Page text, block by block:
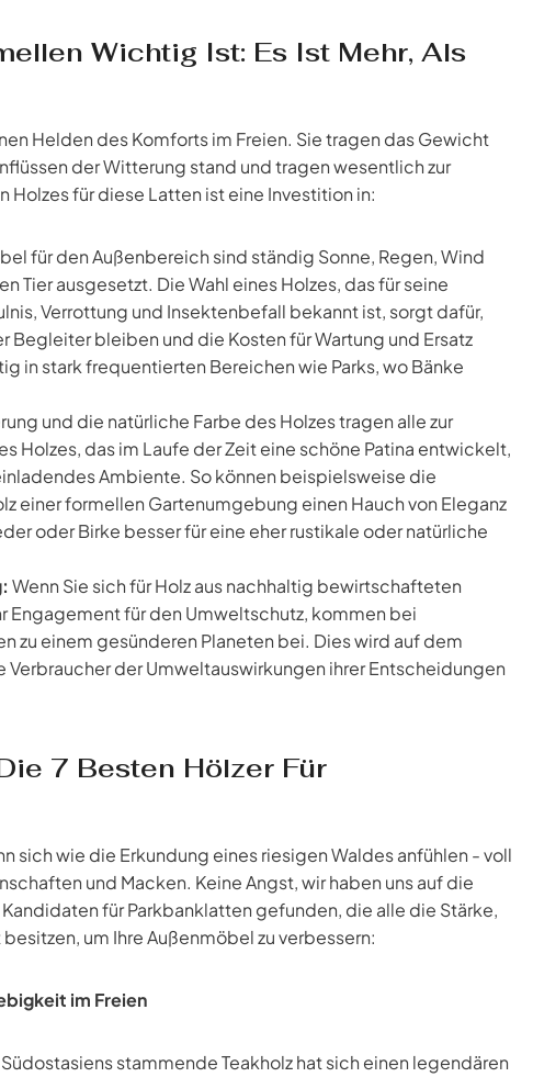
Wichtig Ist: Es Ist Mehr, Als
Helden des Komforts im Freien. Sie tragen das Gewicht
der Witterung stand und tragen wesentlich zur
für diese Latten ist eine Investition in:
für den Außenbereich sind ständig Sonne, Regen, Wind
Tier ausgesetzt. Die Wahl eines Holzes, das für seine
Verrottung und Insektenbefall bekannt ist, sorgt dafür,
Begleiter bleiben und die Kosten für Wartung und Ersatz
in stark frequentierten Bereichen wie Parks, wo Bänke
und die natürliche Farbe des Holzes tragen alle zur
Holzes, das im Laufe der Zeit eine schöne Patina entwickelt,
Ambiente. So können beispielsweise die
einer formellen Gartenumgebung einen Hauch von Eleganz
oder Birke besser für eine eher rustikale oder natürliche
Wenn Sie sich für Holz aus nachhaltig bewirtschafteten
Engagement für den Umweltschutz, kommen bei
zu einem gesünderen Planeten bei. Dies wird auf dem
der Umweltauswirkungen ihrer Entscheidungen
7 Besten Hölzer Für
sich wie die Erkundung eines riesigen Waldes anfühlen - voll
und Macken. Keine Angst, wir haben uns auf die
für Parkbanklatten gefunden, die alle die Stärke,
um Ihre Außenmöbel zu verbessern:
im Freien
stammende Teakholz hat sich einen legendären